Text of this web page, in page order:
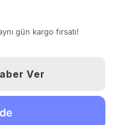
gün kargo fırsatı!
Ver